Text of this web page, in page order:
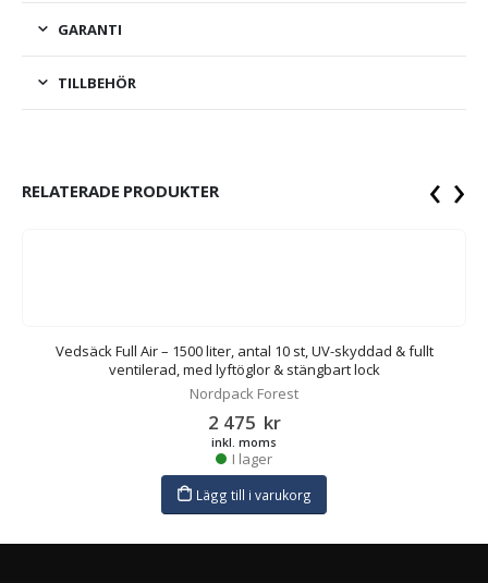
GARANTI
TILLBEHÖR
RELATERADE PRODUKTER
Vedsäck Full Air – 1500 liter, antal 10 st, UV-skyddad & fullt
ventilerad, med lyftöglor & stängbart lock
Nordpack Forest
2 475 kr
inkl. moms
I lager
Lägg till i varukorg
‹ ›